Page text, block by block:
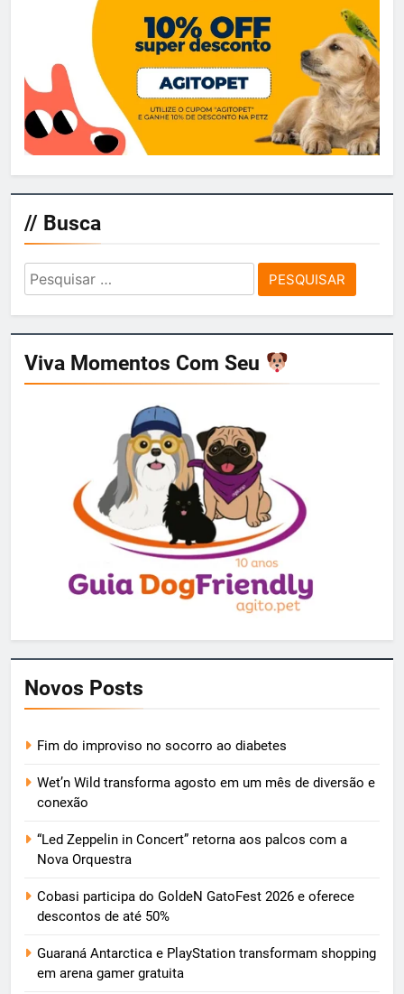
// Busca
Pesquisar
por:
Viva Momentos Com Seu
Novos Posts
Fim do improviso no socorro ao diabetes
Wet’n Wild transforma agosto em um mês de diversão e
conexão
“Led Zeppelin in Concert” retorna aos palcos com a
Nova Orquestra
Cobasi participa do GoldeN GatoFest 2026 e oferece
descontos de até 50%
Guaraná Antarctica e PlayStation transformam shopping
em arena gamer gratuita